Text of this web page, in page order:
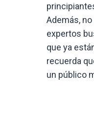
Además,
expertos
que ya
recuerda
un público